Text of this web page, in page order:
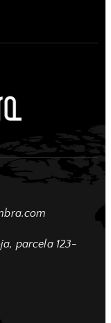
parcela 123-